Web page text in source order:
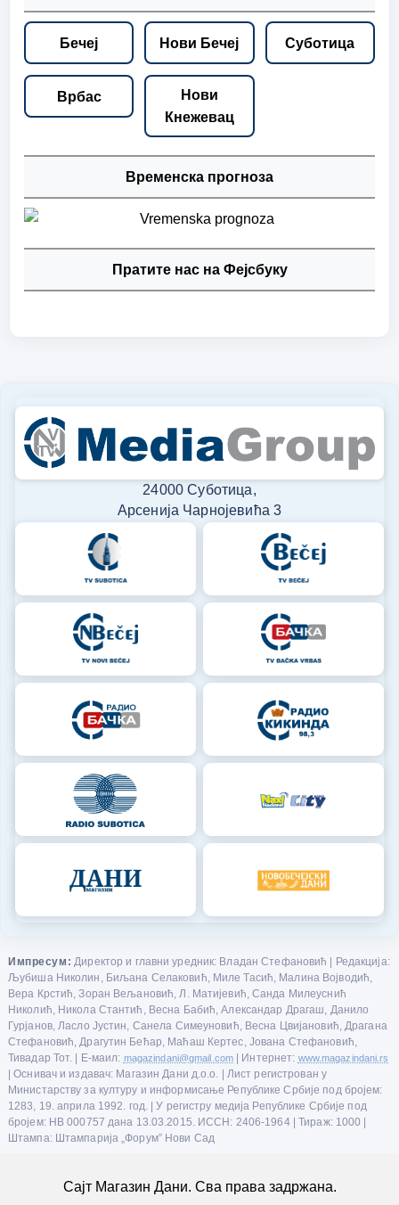
Бечеј Нови Бечеј Суботица
Врбас
Нови
Кнежевац
Временска прогноза
Пратите нас на Фејсбуку
24000 Суботица,
Арсенија Чарнојевића 3
Импресум: Директор и главни уредник: Владан Стефановић | Редакција:
Љубиша Николин, Биљана Селаковић, Миле Тасић, Малина Војводић,
Вера Крстић, Зоран Вељановић, Л. Матијевић, Санда Милеуснић
Николић, Никола Стантић, Весна Бабић, Александар Драгаш, Данило
Гурјанов, Ласло Јустин, Санела Симеуновић, Весна Цвијановић, Драгана
Стефановић, Драгутин Бећар, Маћаш Кертес, Јована Стефановић,
Тивадар Тот. | Е-маил: magazindani@gmail.com | Интернет: www.magazindani.rs
| Оснивач и издавач: Магазин Дани д.о.о. | Лист регистрован у
Министарству за културу и информисање Републике Србије под бројем:
1283, 19. априла 1992. год. | У регистру медија Републике Србије под
бројем: НВ 000757 дана 13.03.2015. ИССН: 2406-1964 | Тираж: 1000 |
Штампа: Штампарија „Форум” Нови Сад
Сајт Магазин Дани. Сва права задржана.